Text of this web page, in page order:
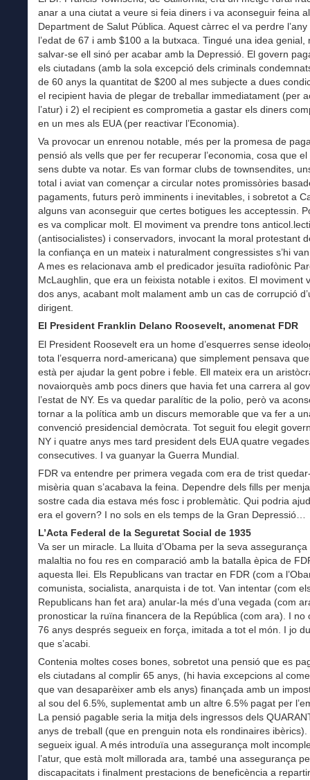
anar a una ciutat a veure si feia diners i va aconseguir feina al
Department de Salut Pública. Aquest càrrec el va perdre
l’edat de 67 i amb $100 a la butxaca. Tingué una idea genial,
salvar-se ell sinó per acabar amb la Depressió. El govern
els ciutadans (amb la sola excepció dels criminals
de 60 anys la quantitat de $200 al mes subjecte a dues
el recipient havia de plegar de treballar immediatament (per
l’atur) i 2) el recipient es comprometia a gastar els diners
en un mes als EUA (per reactivar l’Economia).
Va provocar un enrenou notable, més per la promesa de
pensió als vells que per fer recuperar l’economia, cosa que
sens dubte va notar. Es van formar clubs de townsendites,
total i aviat van començar a circular notes promissòries
pagaments, futurs però imminents i inevitables, i sobretot a
alguns van aconseguir que certes botigues les acceptessin.
es va complicar molt. El moviment va prendre tons
(antisocialistes) i conservadors, invocant la moral protestant
la confiança en un mateix i naturalment congressistes s’hi
A mes es relacionava amb el predicador jesuïta radiofònic
McLaughlin, que era un feixista notable i exitos. El moviment
dos anys, acabant molt malament amb un cas de corrupció
dirigent.
El President Franklin Delano Roosevelt, anomenat FDR
El President Roosevelt era un home d’esquerres sense
tota l’esquerra nord-americana) que simplement pensava
està per ajudar la gent pobre i feble. Ell mateix era un
novaiorquès amb pocs diners que havia fet una carrera al
l’estat de NY. Es va quedar paralític de la polio, però va
tornar a la política amb un discurs memorable que va fer a
convenció presidencial demòcrata. Tot seguit fou elegit
NY i quatre anys mes tard president dels EUA quatre vegades
consecutives. I va guanyar la Guerra Mundial.
FDR va entendre per primera vegada com era de trist
misèria quan s’acabava la feina. Dependre dels fills per
sostre cada dia estava més fosc i problemàtic. Qui podria
era el govern? I no sols en els temps de la Gran Depressió…
L’Acta Federal de la Seguretat Social de 1935
Va ser un miracle. La lluita d’Obama per la seva assegurança
malaltia no fou res en comparació amb la batalla èpica de
aquesta llei. Els Republicans van tractar en FDR (com a
comunista, socialista, anarquista i de tot. Van intentar (com
Republicans han fet ara) anular-la més d’una vegada (com
pronosticar la ruïna financera de la República (com ara). I no
76 anys després segueix en força, imitada a tot el món. I jo
que s’acabi.
Contenia moltes coses bones, sobretot una pensió que es
els ciutadans al complir 65 anys, (hi havia excepcions al
que van desaparèixer amb els anys) finançada amb un
al sou del 6.5%, suplementat amb un altre 6.5% pagat per
La pensió pagable seria la mitja dels ingressos dels
anys de treball (que en prenguin nota els rondinaires ibèrics).
segueix igual. A més introduïa una assegurança molt
l’atur, que està molt millorada ara, també una assegurança
discapacitats i finalment prestacions de beneficència a